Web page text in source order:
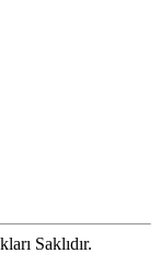
Saklıdır.